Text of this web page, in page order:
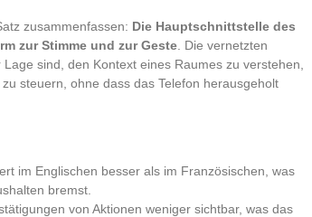
zusammenfassen: Die Hauptschnittstelle des
zur Stimme und zur Geste . Die vernetzten
sind, den Kontext eines Raumes zu verstehen,
steuern, ohne dass das Telefon herausgeholt
im Englischen besser als im Französischen, was
bremst.
von Aktionen weniger sichtbar, was das